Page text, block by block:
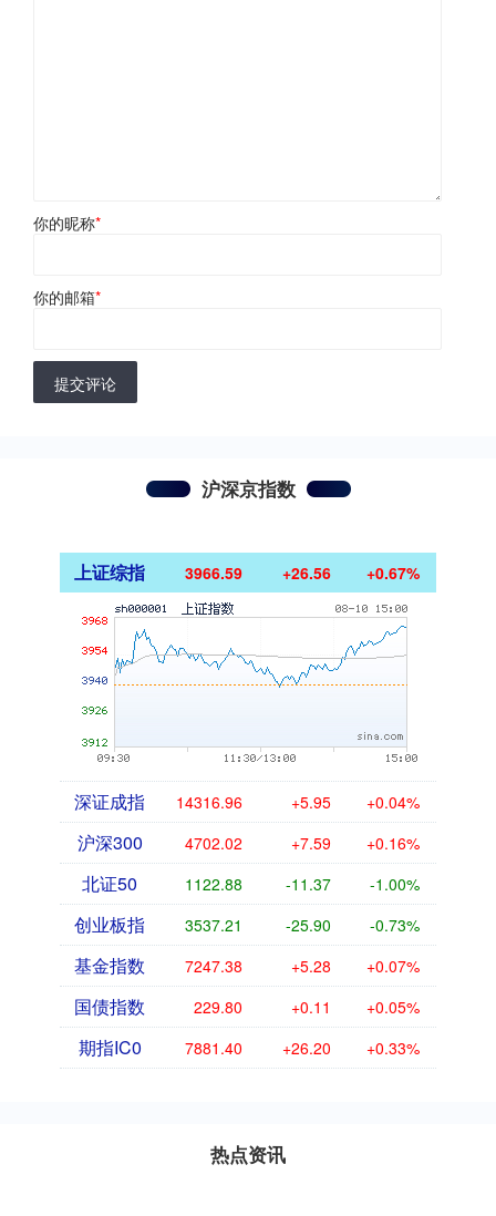
你的昵称*
你的邮箱*
提交评论
沪深京指数
上证综指 3966.59 +26.56 +0.67%
深证成指 14316.96 +5.95 +0.04%
沪深300 4702.02 +7.59 +0.16%
北证50 1122.88 -11.37 -1.00%
创业板指 3537.21 -25.90 -0.73%
基金指数 7247.38 +5.28 +0.07%
国债指数 229.80 +0.11 +0.05%
期指IC0 7881.40 +26.20 +0.33%
热点资讯